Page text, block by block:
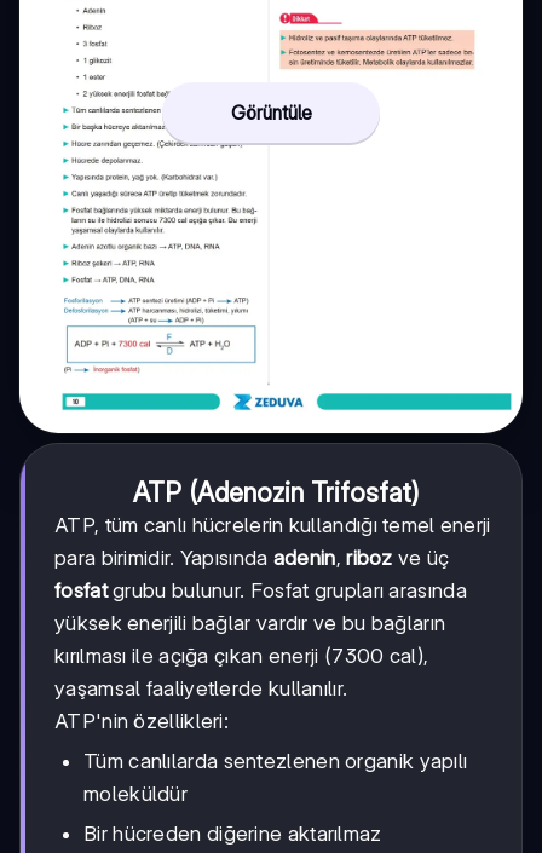
Görüntüle
ATP (Adenozin Trifosfat)
ATP, tüm canlı hücrelerin kullandığı temel enerji
para birimidir. Yapısında adenin,riboz ve üç
fosfatgrubu bulunur. Fosfat grupları arasında
yüksek enerjili bağlar vardır ve bu bağların
kırılması ile açığa çıkan enerji (7300 cal),
yaşamsal faaliyetlerde kullanılır.
ATP'nin özellikleri:
Tüm canlılarda sentezlenen organik yapılı
moleküldür
Bir hücreden diğerine aktarılmaz